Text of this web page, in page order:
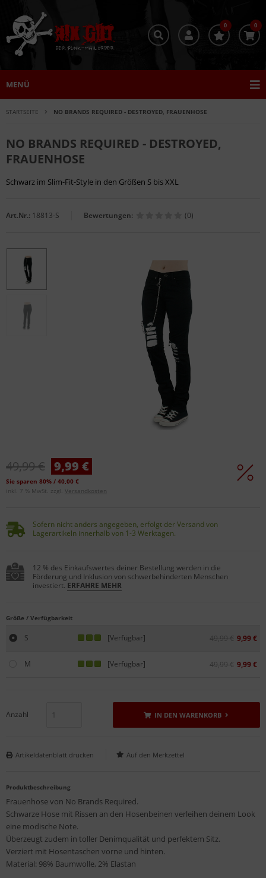
0 0
MENÜ
STARTSEITE NO BRANDS REQUIRED - DESTROYED, FRAUENHOSE
NO BRANDS REQUIRED - DESTROYED,
FRAUENHOSE
Schwarz im Slim-Fit-Style in den Größen S bis XXL
Art.Nr.: 18813-S Bewertungen: (0)
49,99 € 9,99 €
Sie sparen 80% / 40,00 €
inkl. 7 % MwSt. zzgl. Versandkosten
Sofern nicht anders angegeben, erfolgt der Versand von
Lagerartikeln innerhalb von 1-3 Werktagen.
12 % des Einkaufswertes deiner Bestellung werden in die
Förderung und Inklusion von schwerbehinderten Menschen
investiert. ERFAHRE MEHR
Größe / Verfügbarkeit
S [Verfügbar] 49,99 € 9,99 €
M [Verfügbar] 49,99 € 9,99 €
Anzahl IN DEN WARENKORB
Artikeldatenblatt drucken
Produktbeschreibung
Frauenhose von No Brands Required.
Schwarze Hose mit Rissen an den Hosenbeinen verleihen deinem Look
eine modische Note.
Überzeugt zudem in toller Denimqualität und perfektem Sitz.
Verziert mit Hosentaschen vorne und hinten.
Material: 98% Baumwolle, 2% Elastan